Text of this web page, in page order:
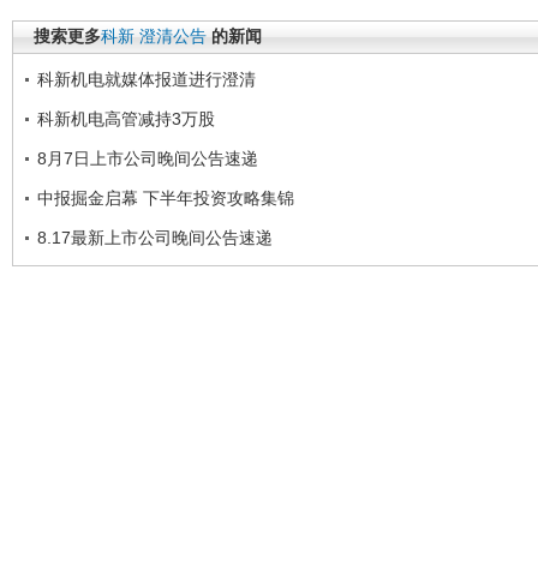
搜索更多科新 澄清公告 的新闻
科新机电就媒体报道进行澄清
科新机电高管减持3万股
8月7日上市公司晚间公告速递
中报掘金启幕 下半年投资攻略集锦
8.17最新上市公司晚间公告速递